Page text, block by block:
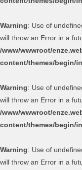
Warning: Use of
will throw an Error in a
/www/wwwroot/
content/themes/begin/
Warning: Use of
will throw an Error in a
/www/wwwroot/
content/themes/begin/
Warning: Use of
will throw an Error in a